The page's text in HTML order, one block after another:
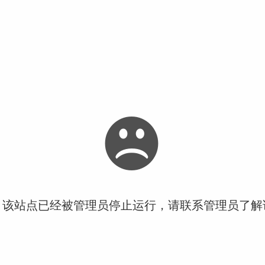
站点已经被管理员停止运行，请联系管理员了